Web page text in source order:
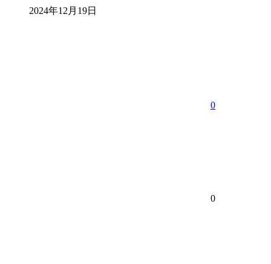
2024年12月19日
0
0